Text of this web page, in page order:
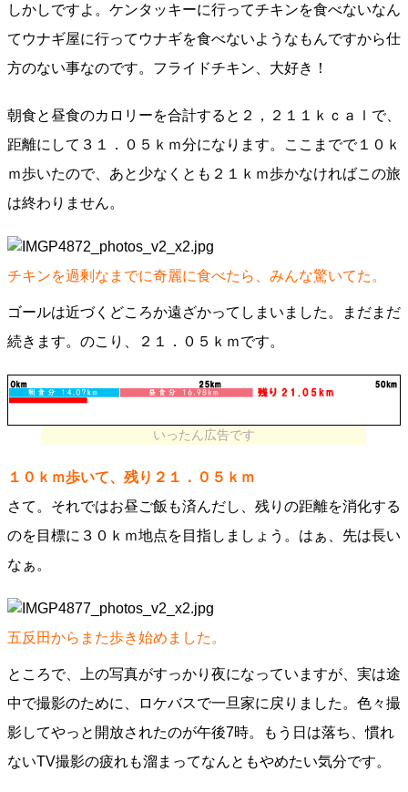
しかしですよ。ケンタッキーに行ってチキンを食べないなん
てウナギ屋に行ってウナギを食べないようなもんですから仕
方のない事なのです。フライドチキン、大好き！
朝食と昼食のカロリーを合計すると２，２１１ｋｃａｌで、
距離にして３１．０５ｋｍ分になります。ここまでで１０ｋ
ｍ歩いたので、あと少なくとも２１ｋｍ歩かなければこの旅
は終わりません。
チキンを過剰なまでに奇麗に食べたら、みんな驚いてた。
ゴールは近づくどころか遠ざかってしまいました。まだまだ
続きます。のこり、２１．０５ｋｍです。
いったん広告です
１０ｋｍ歩いて、残り２１．０５ｋｍ
さて。それではお昼ご飯も済んだし、残りの距離を消化する
のを目標に３０ｋｍ地点を目指しましょう。はぁ、先は長い
なぁ。
五反田からまた歩き始めました。
ところで、上の写真がすっかり夜になっていますが、実は途
中で撮影のために、ロケバスで一旦家に戻りました。色々撮
影してやっと開放されたのが午後7時。もう日は落ち、慣れ
ないTV撮影の疲れも溜まってなんともやめたい気分です。